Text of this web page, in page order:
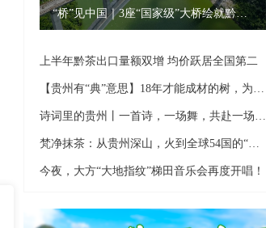
“桥”见中国｜3座“国家级”大桥绘就黔山秀水新通途
上半年黔茶出口量额双增 均价跃居全国第二
【贵州有“典”意思】18年才能成材的树，为什么让一座山绿了六百年？
诗词里的贵州丨一首诗，一场舞，共赴一场贵州民族盛会
梵净抹茶：从贵州深山，火到全球54国的“绿色黄金”
今夜，大方“大地指纹”梯田音乐会再度开唱！